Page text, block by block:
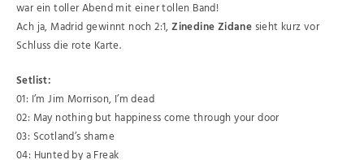
war ein toller Abend mit einer tollen Band!
Ach ja, Madrid gewinnt noch 2:1,Zinedine Zidanesieht kurz vor
Schluss die rote Karte.
Setlist:
01: I’m Jim Morrison, I’m dead
02: May nothing but happiness come through your door
03: Scotland’s shame
04: Hunted by a Freak